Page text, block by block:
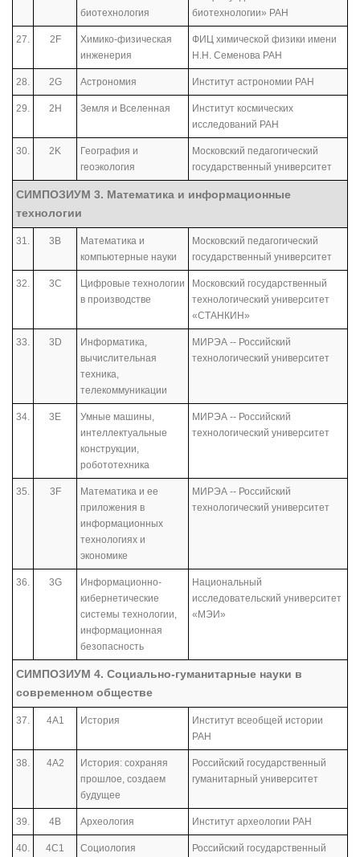
биотехнология
биотехнологии» РАН
27. 2F
Химико-физическая
инженерия
ФИЦ химической физики имени
Н.Н. Семенова РАН
28. 2G Астрономия Институт астрономии РАН
29. 2H Земля и Вселенная
Институт космических
исследований РАН
30. 2K
География и
геоэкология
Московский педагогический
государственный университет
СИМПОЗИУМ 3. Математика и информационные
технологии
31. 3B
Математика и
компьютерные науки
Московский педагогический
государственный университет
32. 3С
Цифровые технологии
в производстве
Московский государственный
технологический университет
«СТАНКИН»
33. 3D
Информатика,
вычислительная
техника,
телекоммуникации
МИРЭА -- Российский
технологический университет
34. 3E
Умные машины,
интеллектуальные
конструкции,
робототехника
МИРЭА -- Российский
технологический университет
35. 3F
Математика и ее
приложения в
информационных
технологиях и
экономике
МИРЭА -- Российский
технологический университет
36. 3G
Информационно-
кибернетические
системы технологии,
информационная
безопасность
Национальный
исследовательский университет
«МЭИ»
СИМПОЗИУМ 4. Социально-гуманитарные науки в
современном обществе
37. 4А1 История
Институт всеобщей истории
РАН
38. 4А2
История: сохраняя
прошлое, создаем
будущее
Российский государственный
гуманитарный университет
39. 4B Археология Институт археологии РАН
40. 4С1 Социология
Российский государственный